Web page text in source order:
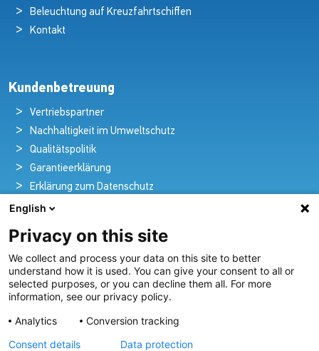
Beleuchtung auf Kreuzfahrtschiffen
Kontakt
Kundenbetreuung
Vertriebspartner
Nachhaltigkeit im Umweltschutz
Qualitätspolitik
Garantieerklärung
Erklärung zum Datenschutz
Rechtlicher Hinweis
Pioniere in nautischer Brillanz und Innovation
Seit über 100 Jahren entwickeln und liefern wir mit
Leidenschaft innovative Beleuchtungslösungen für alle
Bereiche der maritimen Industrie.
English
Privacy on this site
We collect and process your data on this site to better
understand how it is used. You can give your consent to all or
selected purposes, or you can decline them all. For more
information, see our privacy policy.
Analytics
Conversion tracking
Consent details
Data protection